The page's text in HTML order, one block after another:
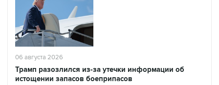
06 августа 2026
Трамп разозлился из-за утечки информации об
истощении запасов боеприпасов